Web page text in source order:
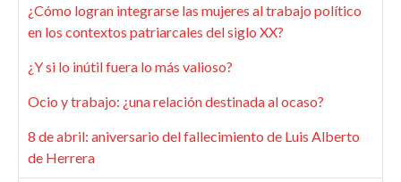
¿Cómo logran integrarse las mujeres al trabajo político
en los contextos patriarcales del siglo XX?
¿Y si lo inútil fuera lo más valioso?
Ocio y trabajo: ¿una relación destinada al ocaso?
8 de abril: aniversario del fallecimiento de Luis Alberto
de Herrera